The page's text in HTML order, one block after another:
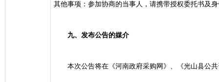
其他事项：参加协商的当事人，请携带授权委托书及
九、发布公告的媒介
本次公告将在《河南政府采购网》、《光山县公